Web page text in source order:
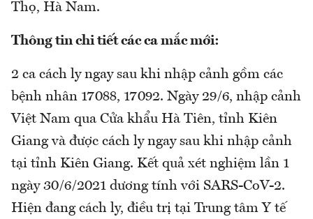
Thọ, Hà Nam.
Thông tin chi tiết các ca mắc mới:
2 ca cách ly ngay sau khi nhập cảnh gồm các
bệnh nhân 17088, 17092. Ngày 29/6, nhập cảnh
Việt Nam qua Cửa khẩu Hà Tiên, tỉnh Kiên
Giang và được cách ly ngay sau khi nhập cảnh
tại tỉnh Kiên Giang. Kết quả xét nghiệm lần 1
ngày 30/6/2021 dương tính với SARS-CoV-2.
Hiện đang cách ly, điều trị tại Trung tâm Y tế